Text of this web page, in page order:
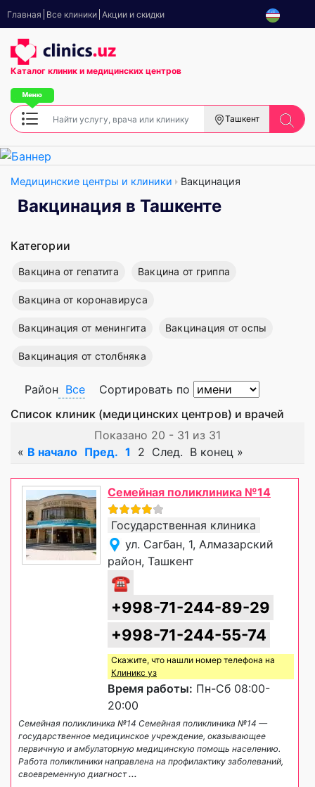
Главная Все клиники Акции и скидки
Каталог клиник и медицинских центров
Ташкент
Медицинские центры и клиники Вакцинация
Вакцинация в Ташкенте
Категории
Вакцина от гепатита Вакцина от гриппа
Вакцина от коронавируса
Вакцинация от менингита Вакцинация от оспы
Вакцинация от столбняка
Район Все
Сортировать по
Список клиник (медицинских центров) и врачей
Показано 20 - 31 из 31
« В начало Пред. 1 2 След. В конец »
Семейная поликлиника №14
Государственная клиника
ул. Сагбан, 1, Алмазарский
район, Ташкент
☎
+998-71-244-89-29
+998-71-244-55-74
Скажите, что нашли номер телефона на
Клиникс уз
Время работы: Пн-Сб 08:00-
20:00
Семейная поликлиника №14 Семейная поликлиника №14 —
государственное медицинское учреждение, оказывающее
первичную и амбулаторную медицинскую помощь населению.
Работа поликлиники направлена на профилактику заболеваний,
своевременную диагност...